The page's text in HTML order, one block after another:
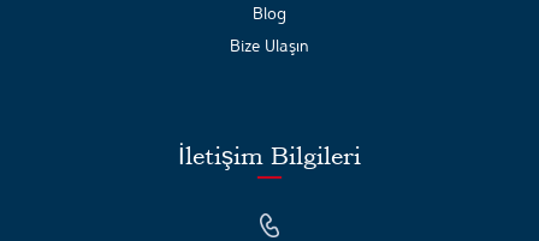
Blog
Bize Ulaşın
İletişim Bilgileri